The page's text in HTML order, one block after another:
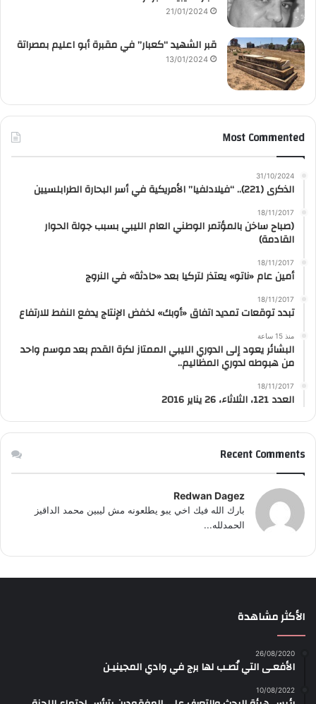
21/01/2024
قبر الشهيد “كعبار” في مقبرة أبو اعليم بمصراتة
13/01/2024
Most Commented
31/10/2024
الذكرى (221).. “فيلادلفيا” الأمريكية في أسر البحارة الطرابلسيين
18/11/2017
(صباح ساخن بالمؤتمر الوطني العام الليبي بسبب جولة الحوار
القادمة)
18/11/2017
أمين عام «ناتو» يعتذر لتركيا بعد «حادثة» في النروج
18/11/2017
تبدد توقعات تمديد اتفاق «أوبك» لخفض الإنتاج يدفع النفط للارتفاع
منذ 15 ساعة
البشائر يعود إلى الدوري الليبي الممتاز لكرة القدم بعد موسم واحد
من هبوطه لدوري المظاليم..
18/11/2017
العدد 121، الثلاثاء، 26 يناير 2016
Recent Comments
Redwan Dagez
بارك الله فيك اخي يبو يطلعونه مش ليبين محمد الداقيز
الحمدلله...
الأكثر مشاهدة
26/08/2020
الأفعـى التي نُصـب لها برج في وادي المجينيـن
10/08/2022